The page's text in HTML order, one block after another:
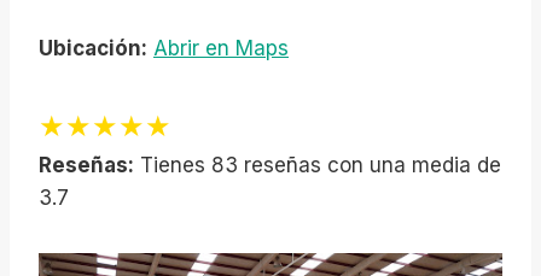
Ubicación: Abrir en Maps
★★★★★
Reseñas: Tienes 83 reseñas con una media de
3.7